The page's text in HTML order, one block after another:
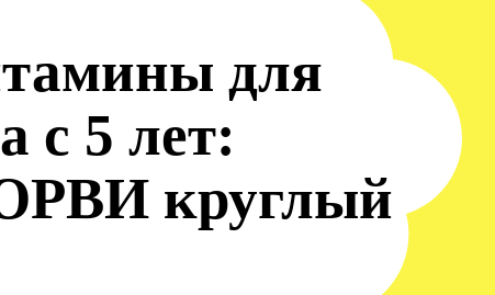
для
с 5 лет:
круглый